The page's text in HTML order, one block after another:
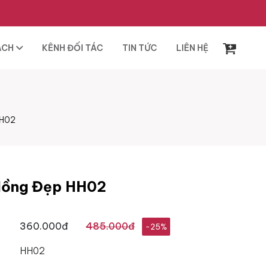
KÊNH ĐỐI TÁC TIN TỨC LIÊN HỆ
Đẹp HH02
360.000đ 485.000đ -25%
HH02